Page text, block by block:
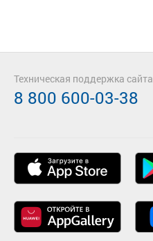
Техническая поддержка сайта
8 800 600-03-38